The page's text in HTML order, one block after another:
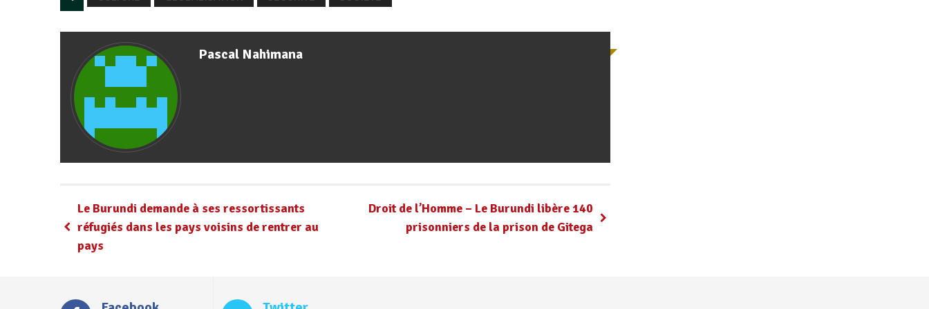
Pascal Nahimana
Le Burundi demande à ses ressortissants
réfugiés dans les pays voisins de rentrer au
pays
Droit de l’Homme – Le Burundi libère 140
prisonniers de la prison de Gitega